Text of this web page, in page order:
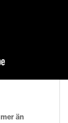
än